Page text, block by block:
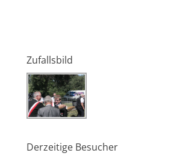
Zufallsbild
Derzeitige Besucher